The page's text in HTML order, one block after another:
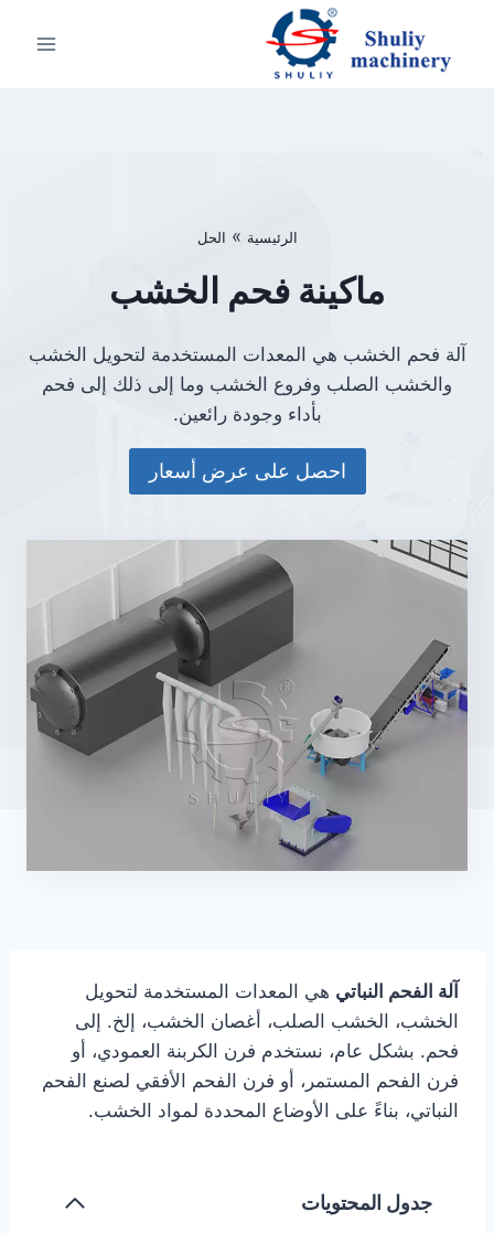
المحتوى
الرئيسية » الحل
ماكينة فحم الخشب
آلة فحم الخشب هي المعدات المستخدمة لتحويل الخشب
والخشب الصلب وفروع الخشب وما إلى ذلك إلى فحم
بأداء وجودة رائعين.
احصل على عرض أسعار
آلة الفحم النباتي هي المعدات المستخدمة لتحويل
الخشب، الخشب الصلب، أغصان الخشب، إلخ. إلى
فحم. بشكل عام، نستخدم فرن الكربنة العمودي، أو
فرن الفحم المستمر، أو فرن الفحم الأفقي لصنع الفحم
النباتي، بناءً على الأوضاع المحددة لمواد الخشب.
جدول المحتويات